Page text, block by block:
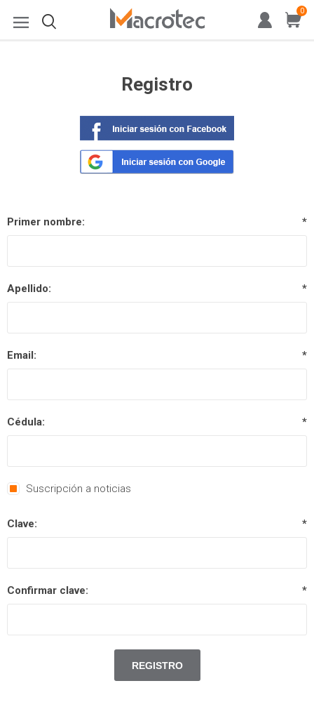
0
Registro
Primer nombre: *
Apellido: *
Email: *
Cédula: *
Suscripción a noticias
Clave: *
Confirmar clave: *